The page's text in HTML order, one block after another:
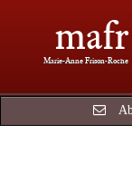
mafr
Marie-Anne Frison-Roche